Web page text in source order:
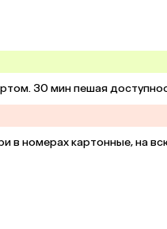
30 мин пешая
в номерах картонные, на